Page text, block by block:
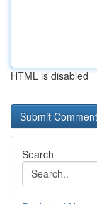
HTML is disabled
Search